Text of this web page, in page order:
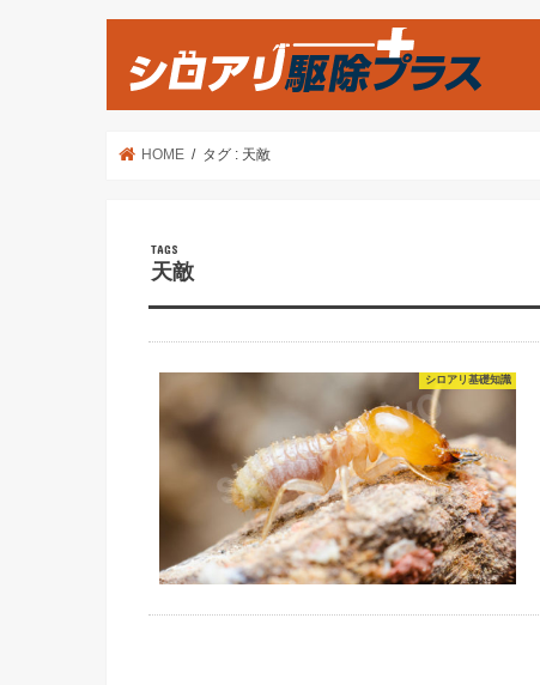
HOME タグ : 天敵
天敵
シロアリ基礎知識